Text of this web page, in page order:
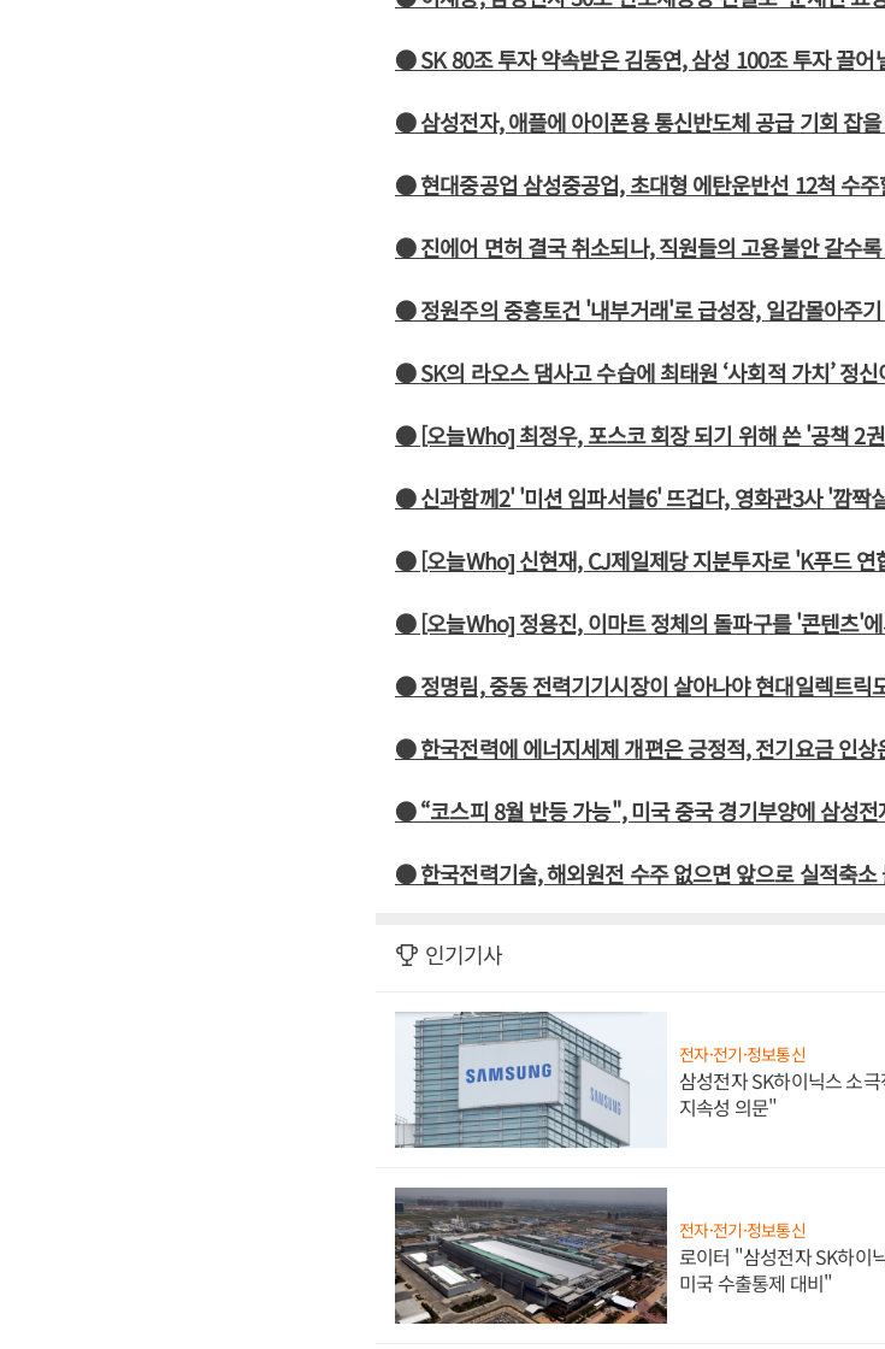
● SK 80조 투자 약속받은 김동연, 삼성 100조 투자 끌어
● 삼성전자, 애플에 아이폰용 통신반도체 공급 기회 잡
● 현대중공업 삼성중공업, 초대형 에탄운반선 12척 수주
● 진에어 면허 결국 취소되나, 직원들의 고용불안 갈수
● 정원주의 중흥토건 '내부거래'로 급성장, 일감몰아주
● SK의 라오스 댐사고 수습에 최태원 ‘사회적 가치’ 정
● [오늘Who] 최정우, 포스코 회장 되기 위해 쓴 '공책 2
● 신과함께2' '미션 임파서블6' 뜨겁다, 영화관3사 '깜짝
● [오늘Who] 신현재, CJ제일제당 지분투자로 'K푸드 연
● [오늘Who] 정용진, 이마트 정체의 돌파구를 '콘텐츠'
● 정명림, 중동 전력기기시장이 살아나야 현대일렉트릭
● 한국전력에 에너지세제 개편은 긍정적, 전기요금 인상
● “코스피 8월 반등 가능", 미국 중국 경기부양에 삼성전
● 한국전력기술, 해외원전 수주 없으면 앞으로 실적축소
인기기사
전자·전기·정보통신
삼성전자 SK하이닉스 소
지속성 의문"
전자·전기·정보통신
로이터 "삼성전자 SK하이
미국 수출통제 대비"